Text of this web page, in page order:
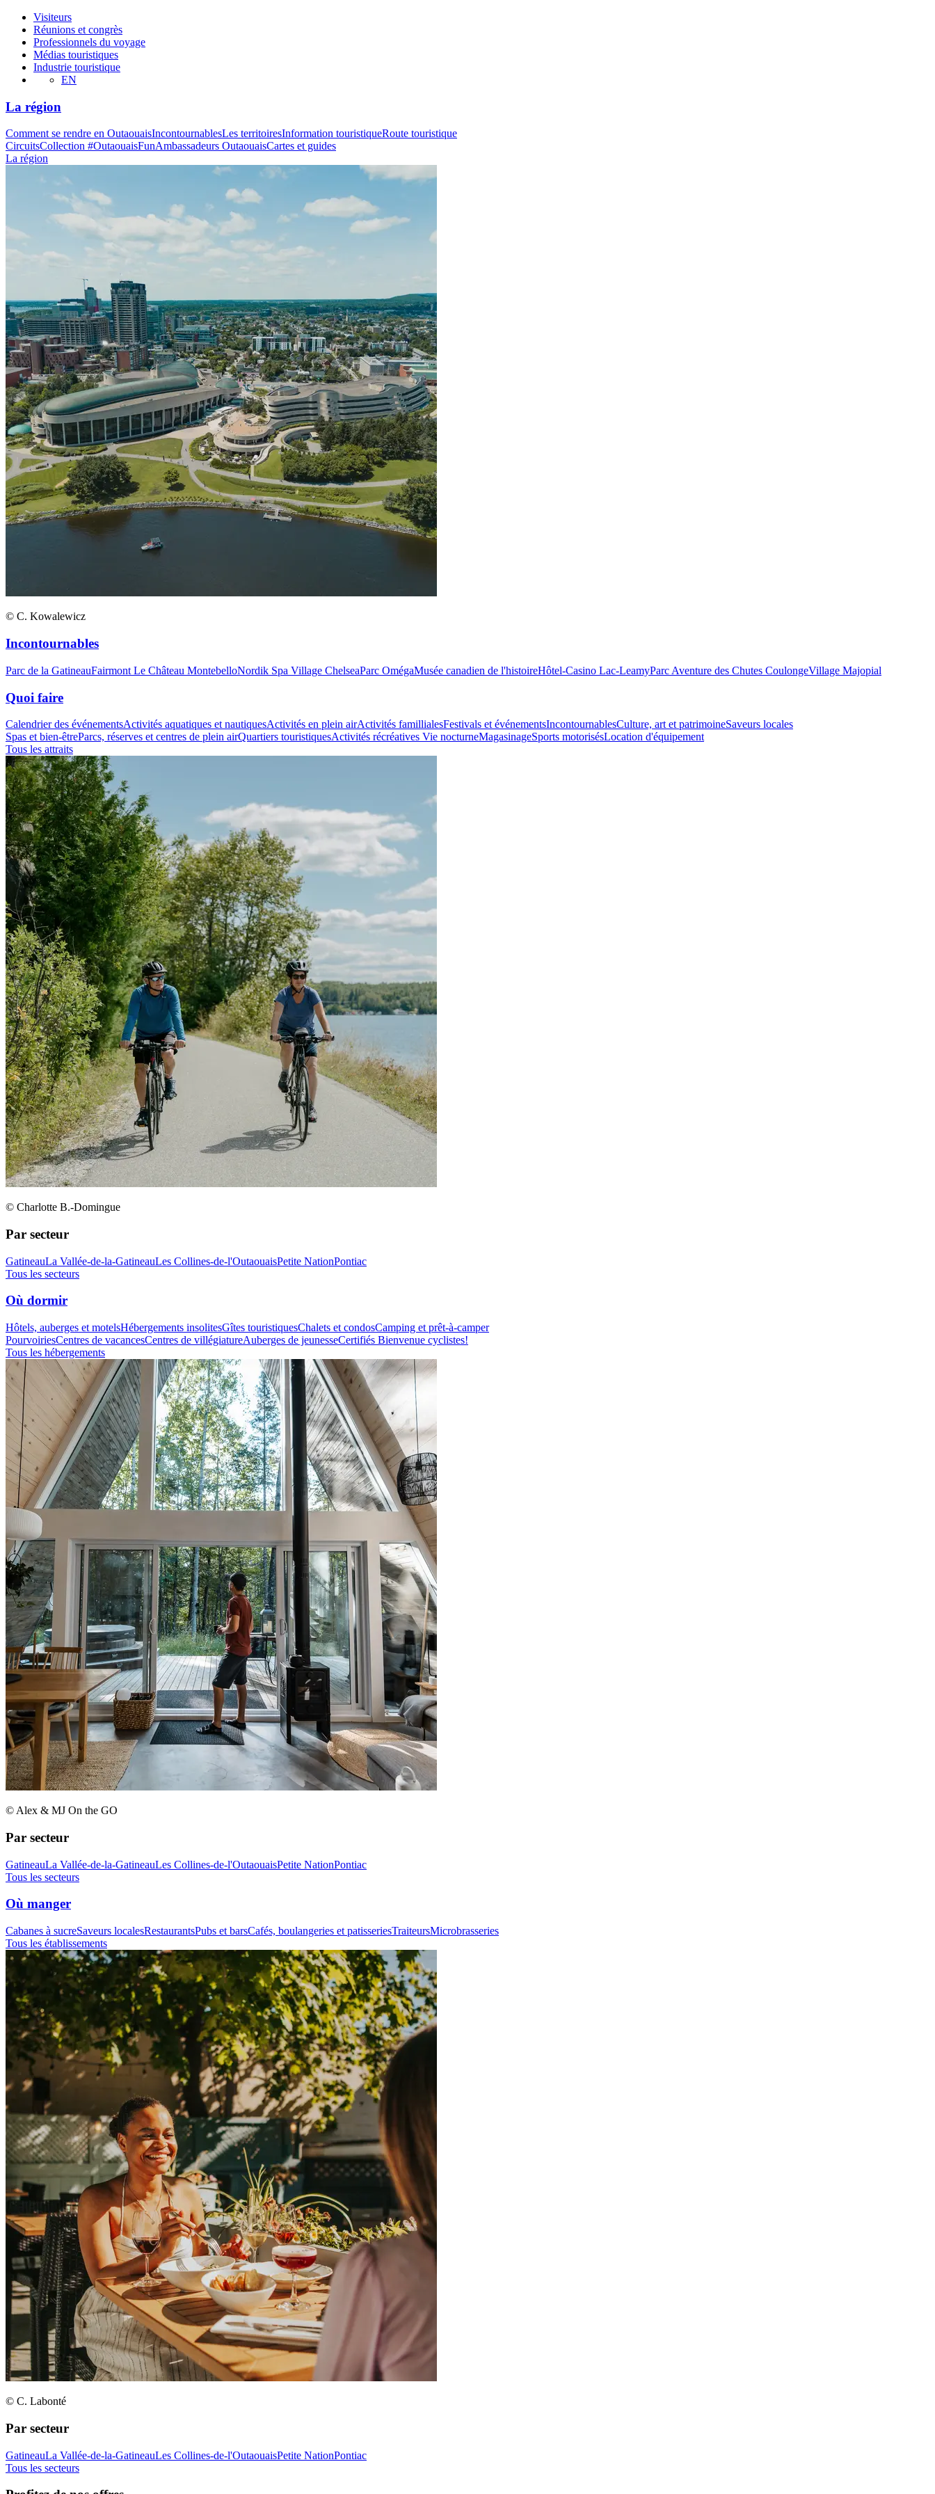
Visiteurs
Réunions et congrès
Professionnels du voyage
Médias touristiques
Industrie touristique
EN
La région
Comment se rendre en OutaouaisIncontournablesLes territoiresInformation touristiqueRoute touristique
CircuitsCollection #OutaouaisFunAmbassadeurs OutaouaisCartes et guides
La région
© C. Kowalewicz
Incontournables
Parc de la GatineauFairmont Le Château MontebelloNordik Spa Village ChelseaParc OmégaMusée canadien de l'histoireHôtel-Casino Lac-LeamyParc Aventure des Chutes CoulongeVillage Majopial
Quoi faire
Calendrier des événementsActivités aquatiques et nautiquesActivités en plein airActivités famillialesFestivals et événementsIncontournablesCulture, art et patrimoineSaveurs locales
Spas et bien-êtreParcs, réserves et centres de plein airQuartiers touristiquesActivités récréatives Vie nocturneMagasinageSports motorisésLocation d'équipement
Tous les attraits
© Charlotte B.-Domingue
Par secteur
GatineauLa Vallée-de-la-GatineauLes Collines-de-l'OutaouaisPetite NationPontiac
Tous les secteurs
Où dormir
Hôtels, auberges et motelsHébergements insolitesGîtes touristiquesChalets et condosCamping et prêt-à-camper
PourvoiriesCentres de vacancesCentres de villégiatureAuberges de jeunesseCertifiés Bienvenue cyclistes!
Tous les hébergements
© Alex & MJ On the GO
Par secteur
GatineauLa Vallée-de-la-GatineauLes Collines-de-l'OutaouaisPetite NationPontiac
Tous les secteurs
Où manger
Cabanes à sucreSaveurs localesRestaurantsPubs et barsCafés, boulangeries et patisseriesTraiteursMicrobrasseries
Tous les établissements
© C. Labonté
Par secteur
GatineauLa Vallée-de-la-GatineauLes Collines-de-l'OutaouaisPetite NationPontiac
Tous les secteurs